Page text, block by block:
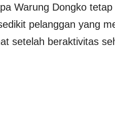
Warung Dongko
pelanggan yang
setelah beraktivitas